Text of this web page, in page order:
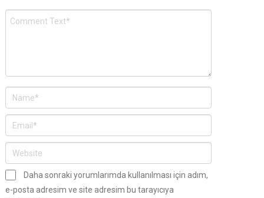
Daha sonraki yorumlarımda kullanılması için adım,
e-posta adresim ve site adresim bu tarayıcıya